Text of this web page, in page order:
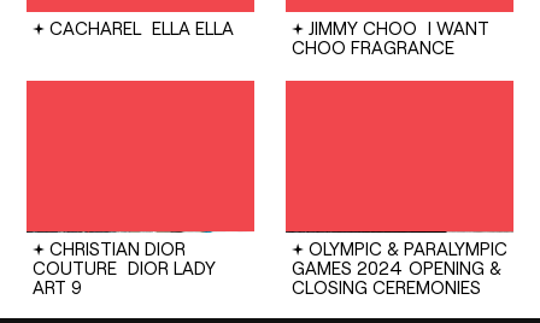
CACHAREL ELLA ELLA JIMMY CHOO I WANT
CHOO FRAGRANCE
CHRISTIAN DIOR
COUTURE DIOR LADY
ART 9
OLYMPIC & PARALYMPIC
GAMES 2024 OPENING &
CLOSING CEREMONIES